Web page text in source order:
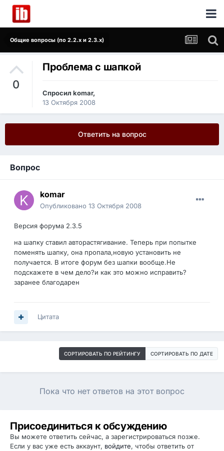
Общие вопросы (по 2.2.x и 2.3.x)
0
Проблема с шапкой
Спросил komar,
13 Октября 2008
Ответить на вопрос
Вопрос
komar
Опубликовано 13 Октября 2008
Версия форума 2.3.5
на шапку ставил авторастягивание. Теперь при попытке
поменять шапку, она пропала,новую установить не
получается. В итоге форум без шапки вообще.Не
подскажете в чем дело?и как это можно исправить?
заранее благодарен
Цитата
СОРТИРОВАТЬ ПО РЕЙТИНГУ СОРТИРОВАТЬ ПО ДАТЕ
Пока что нет ответов на этот вопрос
Присоединиться к обсуждению
Вы можете ответить сейчас, а зарегистрироваться позже.
Если у вас уже есть аккаунт, войдите, чтобы ответить от